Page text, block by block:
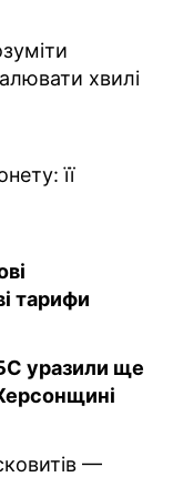
хвилі
її
тарифи
уразили ще
—